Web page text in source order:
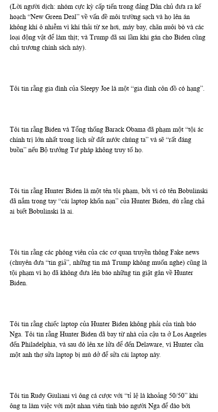
(Lời người dịch: nhóm cực kỳ cấp tiến trong đảng Dân chủ đưa ra kế
hoạch “New Green Deal” về vấn đề môi trường sạch và họ lên án
không khí ô nhiễm vì khí thải từ xe hơi, máy bay, chăn nuôi bò và các
loại động vật để làm thịt; và Trump đã sai lầm khi gán cho Biden cũng
chủ trương chính sách này).
Tôi tin rằng gia đình của Sleepy Joe là một “gia đình côn đồ có hạng”.
Tôi tin rằng Biden và Tổng thống Barack Obama đã phạm một “tội ác
chính trị lớn nhất trong lịch sử đất nước chúng ta” và sẽ “rất đáng
buồn” nếu Bộ trưởng Tư pháp không truy tố họ.
Tôi tin rằng Hunter Biden là một tên tội phạm, bởi vì có tên Bobulinski
đã nắm trong tay “cái laptop khốn nạn” của Hunter Biden, dù rằng chả
ai biết Bobulinski là ai.
Tôi tin rằng các phóng viên của các cơ quan truyền thông Fake news
(chuyên đưa “tin giả”, những tin mà Trump không muốn nghe) cũng là
tội phạm vì họ đã không đưa lên báo những tin giật gân về Hunter
Biden.
Tôi tin rằng chiếc laptop của Hunter Biden không phải của tình báo
Nga. Tôi tin rằng Hunter Biden đã bay từ nhà của cậu ta ở Los Angeles
đến Philadelphia, và sau đó lên xe lửa để đến Delaware, vì Hunter cần
một anh thợ sửa laptop bị mù dở để sửa cái laptop này.
Tôi tin Rudy Giuliani vì ông cá cược với “tỉ lệ là khoảng 50/50” khi
ông ta làm việc với một nhan viên tình báo người Nga để đào bới